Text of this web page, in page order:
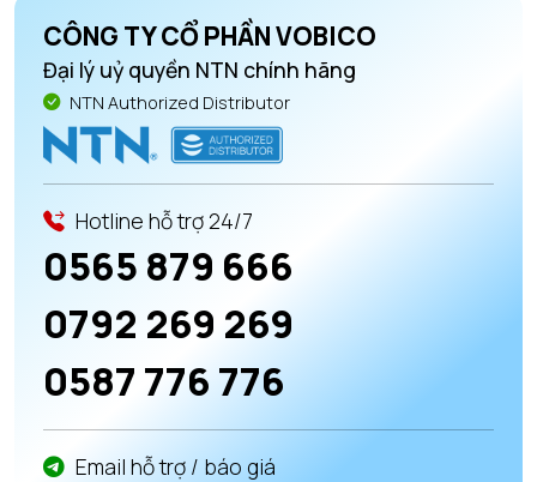
CÔNG TY CỔ PHẦN VOBICO
Đại lý uỷ quyền NTN chính hãng
NTN Authorized Distributor
Hotline hỗ trợ 24/7
0565 879 666
0792 269 269
0587 776 776
Email hỗ trợ / báo giá